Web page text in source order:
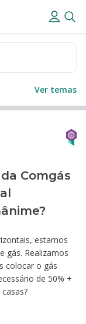
Ver temas
Comgás
estamos
gás. Realizamos
colocar o gás
de 50% +